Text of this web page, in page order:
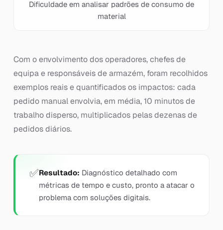
Dificuldade em analisar padrões de consumo de
material
Com o envolvimento dos operadores, chefes de
equipa e responsáveis de armazém, foram recolhidos
exemplos reais e quantificados os impactos: cada
pedido manual envolvia, em média, 10 minutos de
trabalho disperso, multiplicados pelas dezenas de
pedidos diários.
Resultado: Diagnóstico detalhado com
métricas de tempo e custo, pronto a atacar o
problema com soluções digitais.